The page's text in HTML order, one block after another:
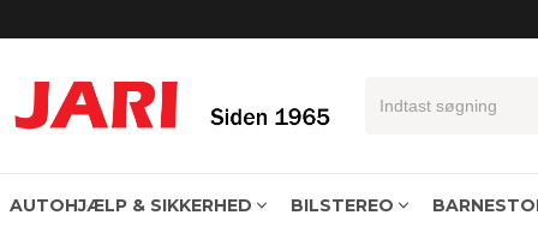
AUTOHJÆLP & SIKKERHED BILSTEREO